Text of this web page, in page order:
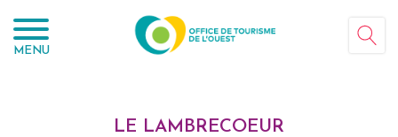
MENU
LE LAMBRECOEUR